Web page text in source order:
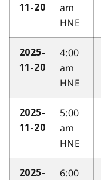
11-20
am
HNE
2025-
11-20
4:00
am
HNE
2025-
11-20
5:00
am
HNE
2025-
6:00